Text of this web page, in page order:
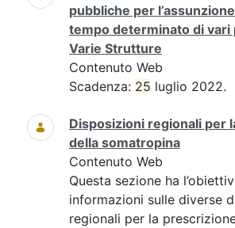
pubbliche per
tempo determinato di vari
Varie Strutture
Contenuto Web
Scadenza: 25 luglio 2022.
Disposizioni regionali per
della somatropina
Contenuto Web
Questa sezione ha
informazioni sulle diverse
regionali per la